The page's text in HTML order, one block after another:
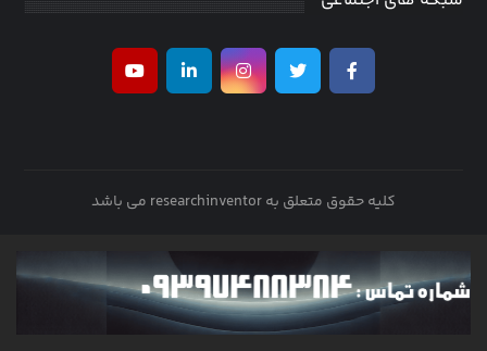
کلیه حقوق متعلق به researchinventor می باشد